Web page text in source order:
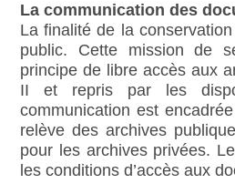
La communication des
La finalité de la
public. Cette mission de
principe de libre accès aux
II et repris par les
communication est
relève des archives
pour les archives privées.
les conditions d’accès aux